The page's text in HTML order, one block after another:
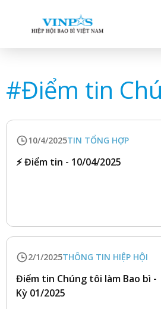
#Điểm tin
10/4/2025TIN TỔNG HỢP
⚡️ Điểm tin - 10/04/2025
2/1/2025THÔNG TIN HIỆP HỘI
Điểm tin Chúng tôi làm Bao bì -
Kỳ 01/2025